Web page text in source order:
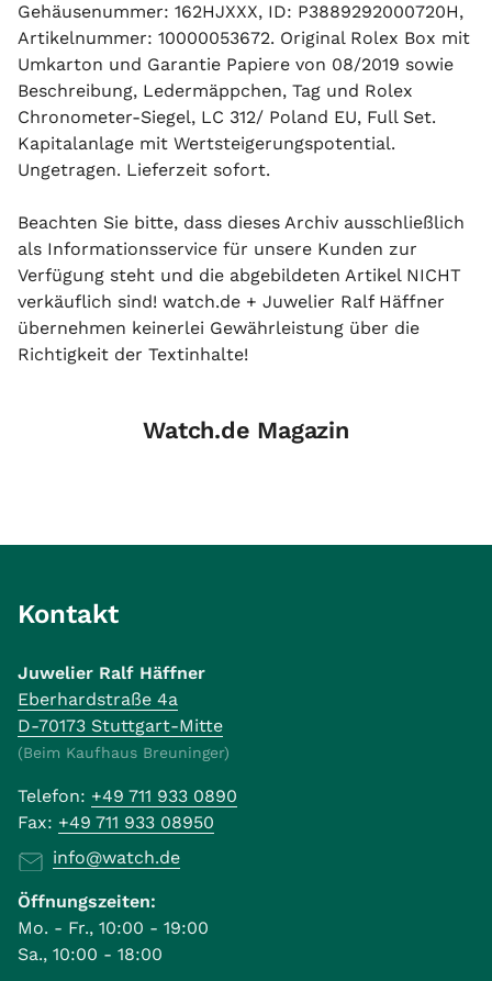
Gehäusenummer: 162HJXXX, ID: P3889292000720H,
Artikelnummer: 10000053672. Original Rolex Box mit
Umkarton und Garantie Papiere von 08/2019 sowie
Beschreibung, Ledermäppchen, Tag und Rolex
Chronometer-Siegel, LC 312/ Poland EU, Full Set.
Kapitalanlage mit Wertsteigerungspotential.
Ungetragen. Lieferzeit sofort.
Beachten Sie bitte, dass dieses Archiv ausschließlich
als Informationsservice für unsere Kunden zur
Verfügung steht und die abgebildeten Artikel NICHT
verkäuflich sind! watch.de + Juwelier Ralf Häffner
übernehmen keinerlei Gewährleistung über die
Richtigkeit der Textinhalte!
Watch.de Magazin
Kontakt
Juwelier Ralf Häffner
Eberhardstraße 4a
D-70173 Stuttgart-Mitte
(Beim Kaufhaus Breuninger)
Telefon: +49 711 933 0890
Fax: +49 711 933 08950
info@watch.de
Öffnungszeiten:
Mo. - Fr., 10:00 - 19:00
Sa., 10:00 - 18:00